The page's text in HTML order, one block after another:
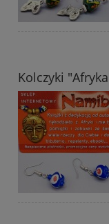
Kolczyki